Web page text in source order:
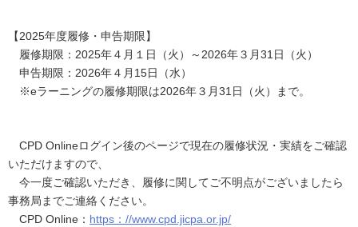
【2025年度履修・申告期限】
履修期限：2025年４月１日（火）～2026年３月31日（火）
申告期限：2026年４月15日（水）
※eラーニングの履修期限は2026年３月31日（火）まで。
CPD Onlineログイン後のページで現在の履修状況・実績をご確認
いただけますので、
今一度ご確認いただき、履修に関してご不明点がございましたら
事務局までご連絡ください。
CPD Online： https：//www.cpd.jicpa.or.jp/